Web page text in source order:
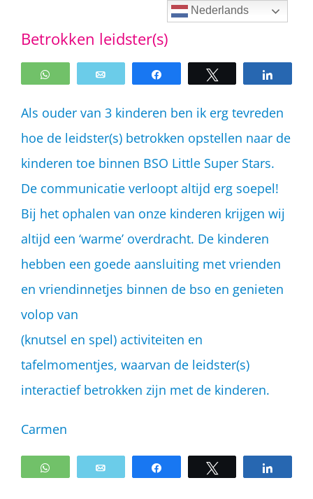
naar
inhoud
Betrokken leidster(s)
WhatsApp
Als ouder van 3 kinderen ben ik erg tevreden
hoe de leidster(s) betrokken opstellen naar de
kinderen toe binnen BSO Little Super Stars.
De communicatie verloopt altijd erg soepel!
Bij het ophalen van onze kinderen krijgen wij
altijd een ‘warme’ overdracht. De kinderen
hebben een goede aansluiting met vrienden
en vriendinnetjes binnen de bso en genieten
volop van
(knutsel en spel) activiteiten en
tafelmomentjes, waarvan de leidster(s)
interactief betrokken zijn met de kinderen.
Carmen
WhatsApp
Nederlands